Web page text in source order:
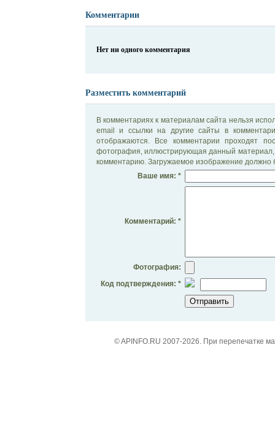
Комментарии
Нет ни одного комментария
Разместить комментарий
В комментариях к материалам сайта нельзя
email и ссылки на другие сайты в
отображаются. Все комментарии проходят
фотография, иллюстрирующая данный материал,
комментарию. Загружаемое изображение должно
Ваше имя: *
Комментарий: *
Фотография:
Код подтверждения: *
© APINFO.RU 2007-2026. При перепечатке